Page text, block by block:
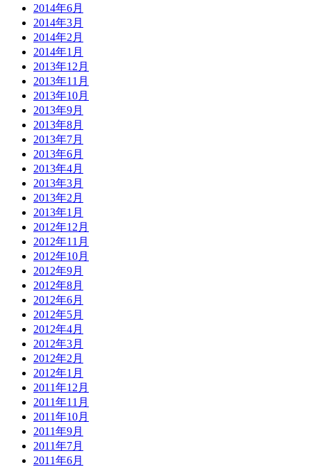
2014年6月
2014年3月
2014年2月
2014年1月
2013年12月
2013年11月
2013年10月
2013年9月
2013年8月
2013年7月
2013年6月
2013年4月
2013年3月
2013年2月
2013年1月
2012年12月
2012年11月
2012年10月
2012年9月
2012年8月
2012年6月
2012年5月
2012年4月
2012年3月
2012年2月
2012年1月
2011年12月
2011年11月
2011年10月
2011年9月
2011年7月
2011年6月